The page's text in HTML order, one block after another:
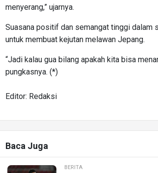
menyerang,” ujarnya.
Suasana positif dan semangat tinggi dalam
untuk membuat kejutan melawan Jepang.
“Jadi kalau gua bilang apakah kita bisa
pungkasnya. (*)
Editor: Redaksi
Baca Juga
BERITA